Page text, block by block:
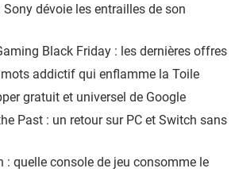
dévoie les entrailles de son
Black Friday : les dernières offres
mots addictif qui enflamme la Toile
gratuit et universel de Google
Past : un retour sur PC et Switch sans
: quelle console de jeu consomme le